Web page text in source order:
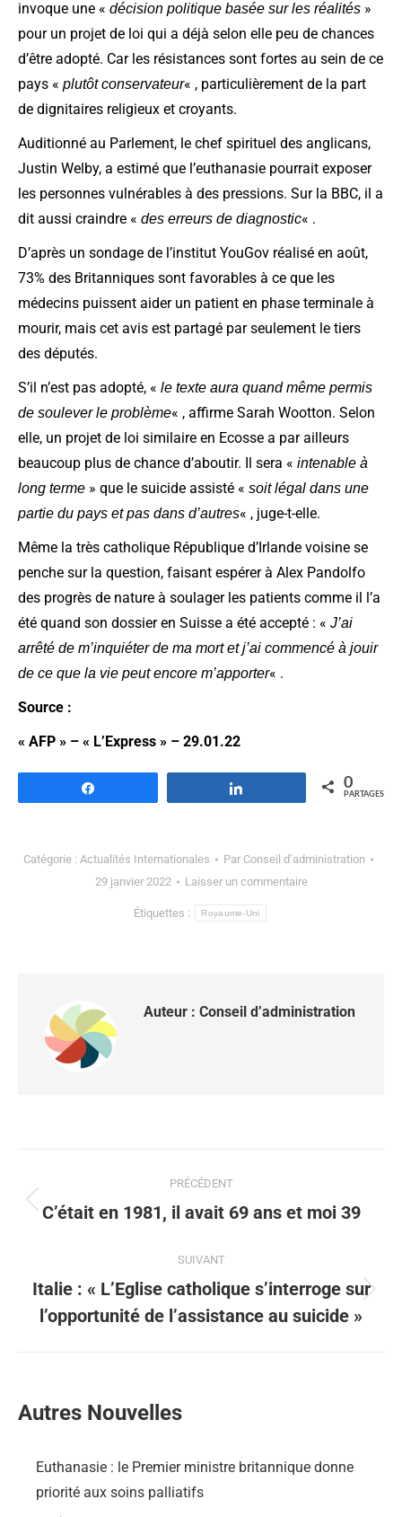
invoque une « décision politique basée sur les réalités »
pour un projet de loi qui a déjà selon elle peu de chances
d’être adopté. Car les résistances sont fortes au sein de ce
pays « plutôt conservateur« , particulièrement de la part
de dignitaires religieux et croyants.
Auditionné au Parlement, le chef spirituel des anglicans,
Justin Welby, a estimé que l’euthanasie pourrait exposer
les personnes vulnérables à des pressions. Sur la BBC, il a
dit aussi craindre « des erreurs de diagnostic« .
D’après un sondage de l’institut YouGov réalisé en août,
73% des Britanniques sont favorables à ce que les
médecins puissent aider un patient en phase terminale à
mourir, mais cet avis est partagé par seulement le tiers
des députés.
S’il n’est pas adopté, « le texte aura quand même permis
de soulever le problème« , affirme Sarah Wootton. Selon
elle, un projet de loi similaire en Ecosse a par ailleurs
beaucoup plus de chance d’aboutir. Il sera « intenable à
long terme » que le suicide assisté « soit légal dans une
partie du pays et pas dans d’autres« , juge-t-elle.
Même la très catholique République d’Irlande voisine se
penche sur la question, faisant espérer à Alex Pandolfo
des progrès de nature à soulager les patients comme il l’a
été quand son dossier en Suisse a été accepté : « J’ai
arrêté de m’inquiéter de ma mort et j’ai commencé à jouir
de ce que la vie peut encore m’apporter« .
Source :
« AFP » – « L’Express » – 29.01.22
0
PARTAGES
Catégorie : Actualités Internationales Par Conseil d’administration
29 janvier 2022
Laisser un commentaire
Étiquettes : Royaume-Uni
Auteur : Conseil d’administration
PRÉCÉDENT
C’était en 1981, il avait 69 ans et moi 39
SUIVANT
Italie : « L’Eglise catholique s’interroge sur
l’opportunité de l’assistance au suicide »
Autres Nouvelles
Euthanasie : le Premier ministre britannique donne
priorité aux soins palliatifs